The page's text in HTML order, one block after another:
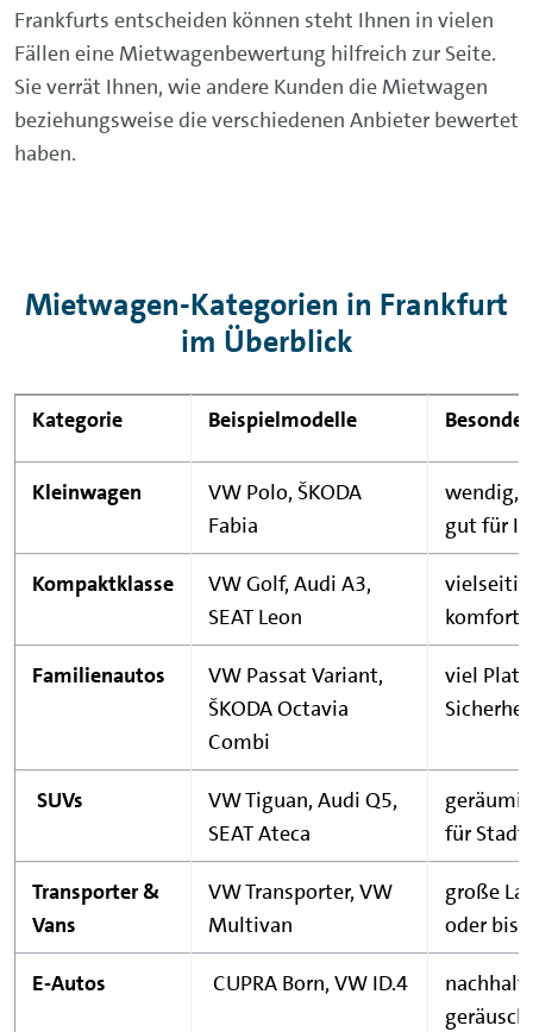
Frankfurts entscheiden können steht Ihnen in vielen
Fällen eine Mietwagenbewertung hilfreich zur Seite.
Sie verrät Ihnen, wie andere Kunden die Mietwagen
beziehungsweise die verschiedenen Anbieter bewertet
haben.
Mietwagen-Kategorien in Frankfurt
im Überblick
Kategorie Beispielmodelle
Kleinwagen
VW Polo, ŠKODA
Fabia
wendig,
gut für
Kompaktklasse
VW Golf, Audi A3,
SEAT Leon
Familienautos
VW Passat Variant,
ŠKODA Octavia
Combi
viel
SUVs
VW Tiguan, Audi Q5,
SEAT Ateca
für Stadt
Transporter &
Vans
VW Transporter, VW
Multivan
große
oder bis
E-Autos CUPRA Born, VW ID.4